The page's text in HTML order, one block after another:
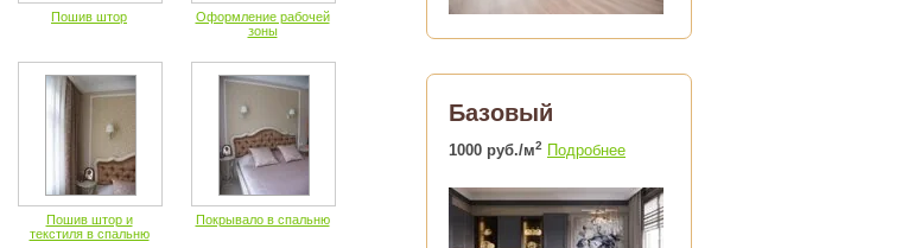
Базовый
1000 руб./м2 Подробнее
Пошив штор
Оформление рабочей
зоны
Пошив штор и
текстиля в спальню
Покрывало в спальню